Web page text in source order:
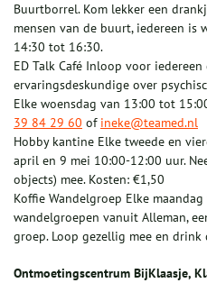
Buurtborrel. Kom lekker een
mensen van de buurt, iedereen is
14:30 tot 16:30.
ED Talk Café Inloop voor
ervaringsdeskundige over
Elke woensdag van 13:00 tot
39 84 29 60 of ineke@teamed.nl
Hobby kantine Elke tweede en
april en 9 mei 10:00-12:00 uur.
objects) mee. Kosten: €1,50
Koffie Wandelgroep Elke
wandelgroepen vanuit Alleman,
groep. Loop gezellig mee en
Ontmoetingscentrum BijKlaasje,